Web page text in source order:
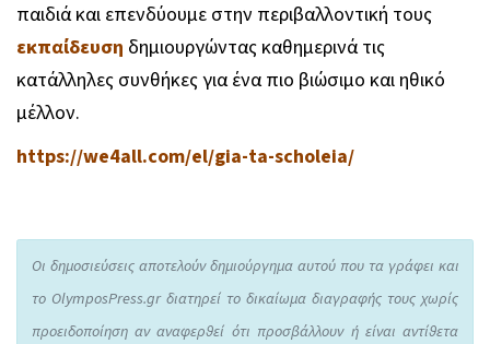
παιδιά και επενδύουμε στην περιβαλλοντική τους
εκπαίδευση δημιουργώντας καθημερινά τις
κατάλληλες συνθήκες για ένα πιο βιώσιμο και ηθικό
μέλλον.
https://we4all.com/el/gia-ta-scholeia/
Οι δημοσιεύσεις αποτελούν δημιούργημα αυτού που τα γράφει και
το OlymposPress.gr διατηρεί το δικαίωμα διαγραφής τους χωρίς
προειδοποίηση αν αναφερθεί ότι προσβάλλουν ή είναι αντίθετα